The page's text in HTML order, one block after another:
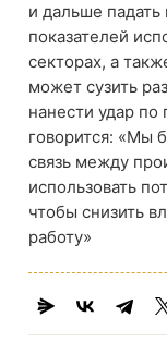
и дальше падать
показателей
секторах, а
может сузить
нанести удар
говорится: «Мы
связь между
использовать
чтобы снизить
работу»